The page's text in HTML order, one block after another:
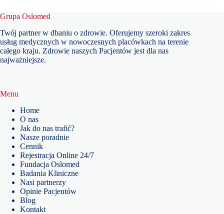
Grupa Oslomed
Twój partner w dbaniu o zdrowie. Oferujemy szeroki zakres
usług medycznych w nowoczesnych placówkach na terenie
całego kraju. Zdrowie naszych Pacjentów jest dla nas
najważniejsze.
Menu
Home
O nas
Jak do nas trafić?
Nasze poradnie
Cennik
Rejestracja Online 24/7
Fundacja Oslomed
Badania Kliniczne
Nasi partnerzy
Opinie Pacjentów
Blog
Kontakt